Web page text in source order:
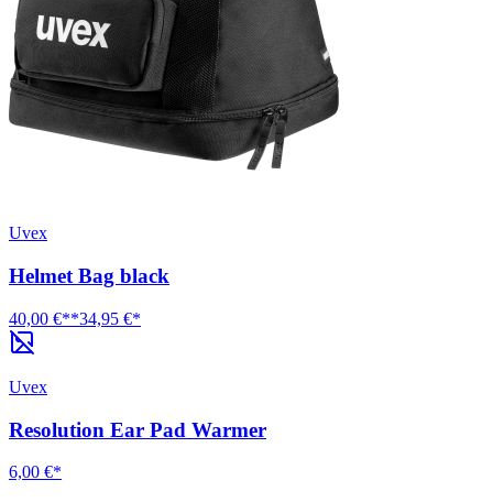
Uvex
Helmet Bag black
40,00 €**34,95 €*
Uvex
Resolution Ear Pad Warmer
6,00 €*